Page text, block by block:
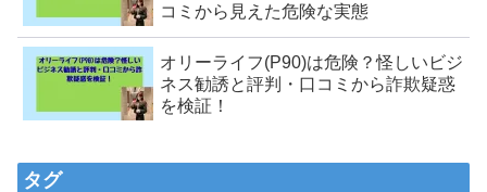
コミから見えた危険な実態
オリーライフ(P90)は危険？怪しいビジ
ネス勧誘と評判・口コミから詐欺疑惑
を検証！
タグ